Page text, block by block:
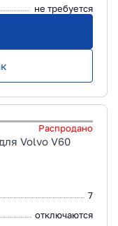
не требуется
Распродано
Volvo V60
7
отключаются